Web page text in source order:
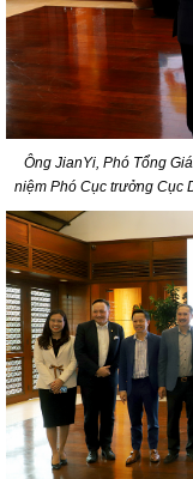
Ông JianYi, Phó Tổng
niệm Phó Cục trưởng Cục